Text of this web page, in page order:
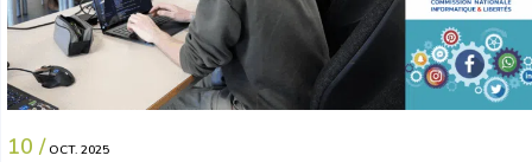
10 / OCT. 2025